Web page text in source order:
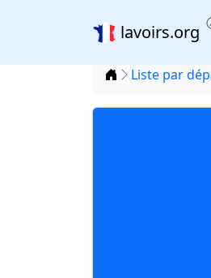
lavoirs.org
Accueil
Liste par